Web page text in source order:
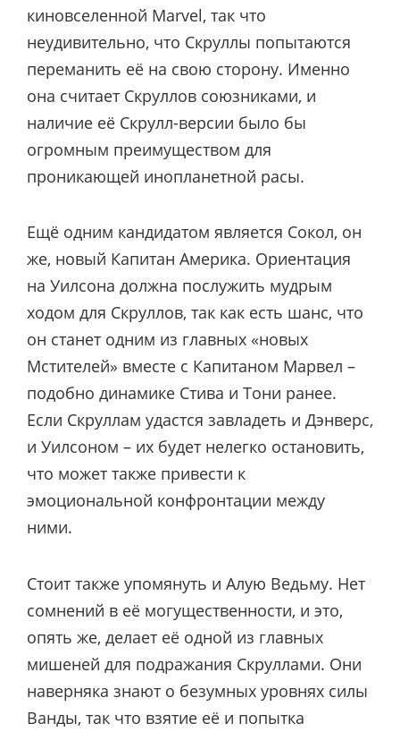
киновселенной Marvel, так что
неудивительно, что Скруллы попытаются
переманить её на свою сторону. Именно
она считает Скруллов союзниками, и
наличие её Скрулл-версии было бы
огромным преимуществом для
проникающей инопланетной расы.
Ещё одним кандидатом является Сокол, он
же, новый Капитан Америка. Ориентация
на Уилсона должна послужить мудрым
ходом для Скруллов, так как есть шанс, что
он станет одним из главных «новых
Мстителей» вместе с Капитаном Марвел –
подобно динамике Стива и Тони ранее.
Если Скруллам удастся завладеть и Дэнверс,
и Уилсоном – их будет нелегко остановить,
что может также привести к
эмоциональной конфронтации между
ними.
Стоит также упомянуть и Алую Ведьму. Нет
сомнений в её могущественности, и это,
опять же, делает её одной из главных
мишеней для подражания Скруллами. Они
наверняка знают о безумных уровнях силы
Ванды, так что взятие её и попытка